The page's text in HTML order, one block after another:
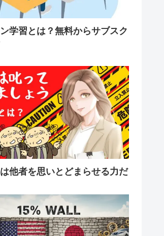
学習とは？無料からサブスク
他者を思いとどまらせる力だ